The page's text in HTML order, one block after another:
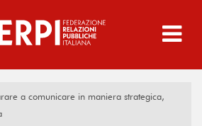
a comunicare in maniera strategica,